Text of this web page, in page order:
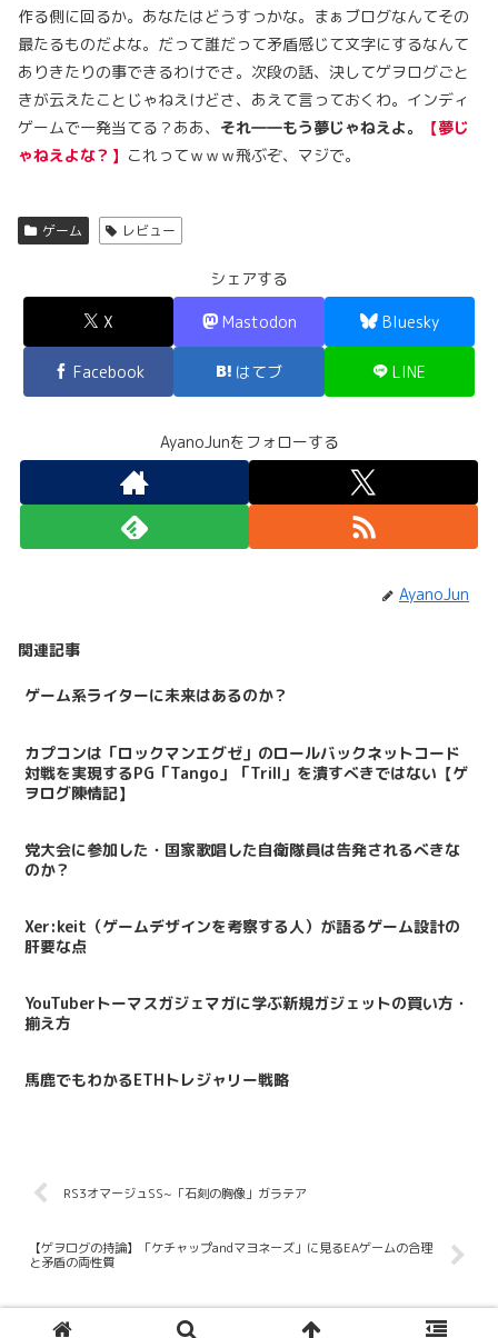
作る側に回るか。あなたはどうすっかな。まぁブログなんてその
最たるものだよな。だって誰だって矛盾感じて文字にするなんて
ありきたりの事できるわけでさ。次段の話、決してゲヲログごと
きが云えたことじゃねえけどさ、あえて言っておくわ。インディ
ゲームで一発当てる？ああ、 それ――もう夢じゃねえよ。
【夢じ
ゃねえよな？】 これってｗｗｗ飛ぶぞ、マジで。
ゲーム レビュー
シェアする
X Mastodon Bluesky
Facebook はてブ LINE
AyanoJunをフォローする
AyanoJun
関連記事
ゲーム系ライターに未来はあるのか？
カプコンは「ロックマンエグゼ」のロールバックネットコード
対戦を実現するPG「Tango」「Trill」を潰すべきではない【ゲ
ヲログ陳情記】
党大会に参加した・国家歌唱した自衛隊員は告発されるべきな
のか？
Xer:keit（ゲームデザインを考察する人）が語るゲーム設計の
肝要な点
YouTuberトーマスガジェマガに学ぶ新規ガジェットの買い方・
揃え方
馬鹿でもわかるETHトレジャリー戦略
RS3オマージュSS~「石刻の胸像」ガラテア
【ゲヲログの持論】「ケチャップandマヨネーズ」に見るEAゲームの合理
と矛盾の両性質